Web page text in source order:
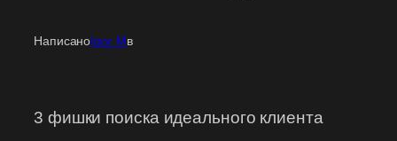
НаписаноIgor Mв
3 фишки поиска идеального клиента